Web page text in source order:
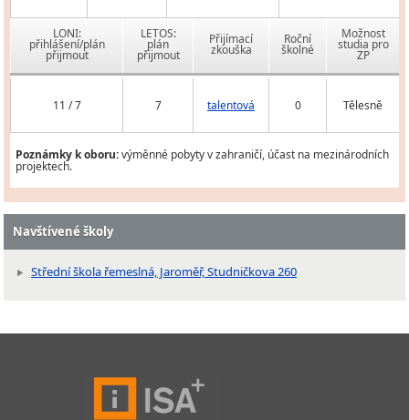
LONI:
přihlášení/plán
přijmout
LETOS:
plán
přijmout
Přijímací
zkouška
Roční
školné
Možnost
studia pro
ZP
11 / 7 7 talentová 0 Tělesně
Poznámky k oboru:výměnné pobyty v zahraničí, účast na mezinárodních
projektech.
Navštívené školy
Střední škola řemeslná, Jaroměř, Studničkova 260